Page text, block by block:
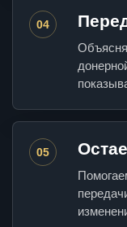
04
05